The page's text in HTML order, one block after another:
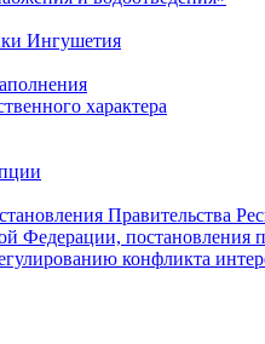
Ингушетия
характера
Правительства
Федерации, постановления
конфликта